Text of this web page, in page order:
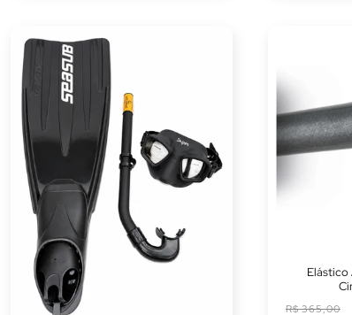
Elástico
Preço
R$ 365,00